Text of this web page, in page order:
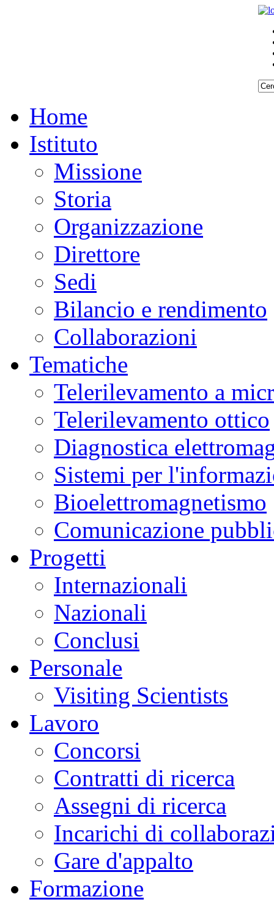
Home
Istituto
Missione
Storia
Organizzazione
Direttore
Sedi
Bilancio e rendimento
Collaborazioni
Tematiche
Telerilevamento a
Telerilevamento ottico
Diagnostica
Sistemi per
Bioelettromagnetismo
Comunicazione
Progetti
Internazionali
Nazionali
Conclusi
Personale
Visiting Scientists
Lavoro
Concorsi
Contratti di ricerca
Assegni di ricerca
Incarichi di
Gare d'appalto
Formazione